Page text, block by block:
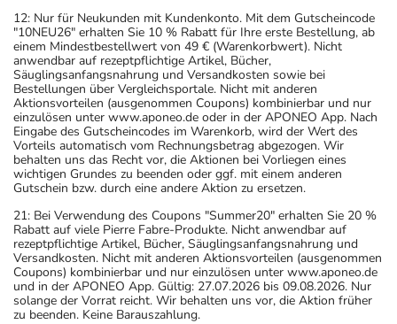
12: Nur für Neukunden mit Kundenkonto. Mit dem Gutscheincode
"10NEU26" erhalten Sie 10 % Rabatt für Ihre erste Bestellung, ab
einem Mindestbestellwert von 49 € (Warenkorbwert). Nicht
anwendbar auf rezeptpflichtige Artikel, Bücher,
Säuglingsanfangsnahrung und Versandkosten sowie bei
Bestellungen über Vergleichsportale. Nicht mit anderen
Aktionsvorteilen (ausgenommen Coupons) kombinierbar und nur
einzulösen unter www.aponeo.de oder in der APONEO App. Nach
Eingabe des Gutscheincodes im Warenkorb, wird der Wert des
Vorteils automatisch vom Rechnungsbetrag abgezogen. Wir
behalten uns das Recht vor, die Aktionen bei Vorliegen eines
wichtigen Grundes zu beenden oder ggf. mit einem anderen
Gutschein bzw. durch eine andere Aktion zu ersetzen.
21: Bei Verwendung des Coupons "Summer20" erhalten Sie 20 %
Rabatt auf viele Pierre Fabre-Produkte. Nicht anwendbar auf
rezeptpflichtige Artikel, Bücher, Säuglingsanfangsnahrung und
Versandkosten. Nicht mit anderen Aktionsvorteilen (ausgenommen
Coupons) kombinierbar und nur einzulösen unter www.aponeo.de
und in der APONEO App. Gültig: 27.07.2026 bis 09.08.2026. Nur
solange der Vorrat reicht. Wir behalten uns vor, die Aktion früher
zu beenden. Keine Barauszahlung.